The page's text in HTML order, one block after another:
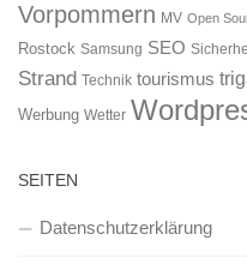
Vorpommern MV Open
Rostock Samsung SEO
Strand Technik tourismus
Werbung Wetter
SEITEN
Datenschutzerklärung